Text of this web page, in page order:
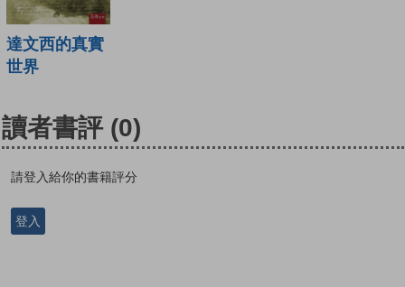
達文西的真實
世界
讀者書評 (0)
請登入給你的書籍評分
登入